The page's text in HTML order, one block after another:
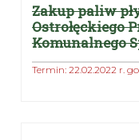
Zakup paliw
Ostrołęckiego
Komunalnego
Termin: 22.02.2022 r.